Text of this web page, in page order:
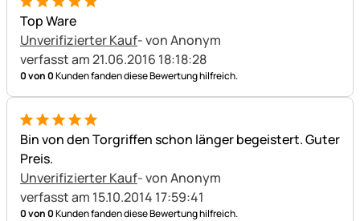
5 von 5
Top Ware
Unverifizierter Kauf- von Anonym
verfasst am 21.06.2016 18:18:28
0 von 0Kunden fanden diese Bewertung hilfreich.
5 von 5
Bin von den Torgriffen schon länger begeistert. Guter
Preis.
Unverifizierter Kauf- von Anonym
verfasst am 15.10.2014 17:59:41
0 von 0Kunden fanden diese Bewertung hilfreich.